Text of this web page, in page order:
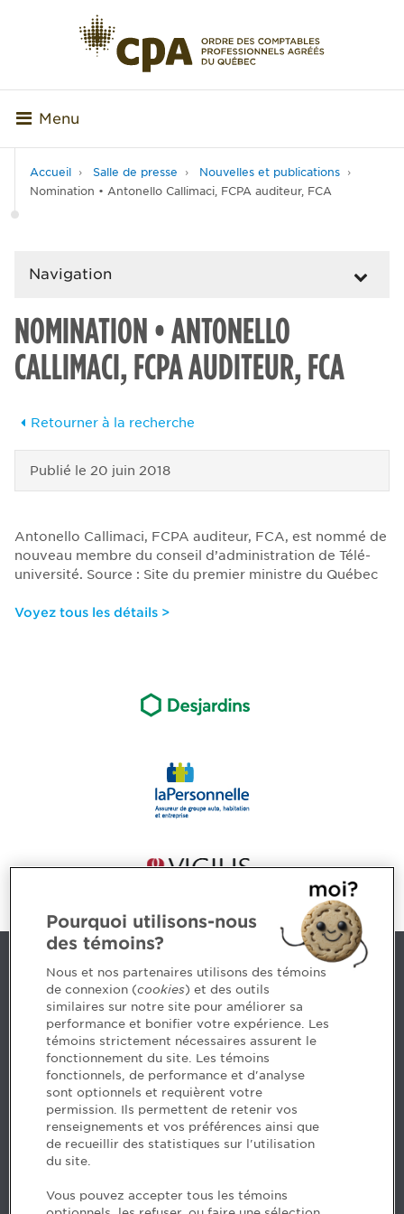
Menu
Accueil Salle de presse
Nouvelles et publications
Nomination • Antonello Callimaci, FCPA auditeur, FCA
Navigation
NOMINATION • ANTONELLO
CALLIMACI, FCPA AUDITEUR, FCA
Retourner à la recherche
Publié le 20 juin 2018
Antonello Callimaci, FCPA auditeur, FCA, est nommé de
nouveau membre du conseil d’administration de Télé-
université. Source : Site du premier ministre du Québec
Voyez tous les détails >
Nous joindre
5, Place Ville Marie, bureau 800, Montréal (Québec)
H3B 2G2
www.cpaquebec.ca
Des questions? Faites appel à notre équipe >
Envie de mettre de l’Ordre dans votre carrière? Voyez
les postes disponibles >
Facebook - Devenir CPA
Pourquoi utilisons-nous
des témoins?
Nous et nos partenaires utilisons des témoins
de connexion (cookies) et des outils
similaires sur notre site pour améliorer sa
performance et bonifier votre expérience. Les
témoins strictement nécessaires assurent le
fonctionnement du site. Les témoins
fonctionnels, de performance et d'analyse
sont optionnels et requièrent votre
permission. Ils permettent de retenir vos
renseignements et vos préférences ainsi que
de recueillir des statistiques sur l'utilisation
du site.
Vous pouvez accepter tous les témoins